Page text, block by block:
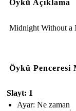
Öykü Açıklama
Midnight Without a
Öykü Penceresi
Slayt: 1
Ayar: Ne zaman